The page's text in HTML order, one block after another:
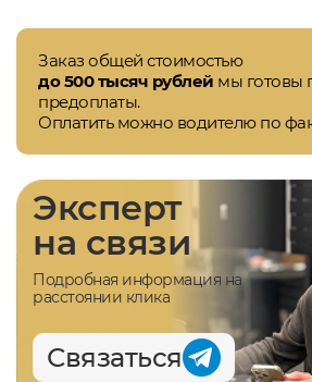
Заказ общей стоимостью
до 500 тысяч рублей мы готовы
предоплаты.
Оплатить можно водителю по
Эксперт
на связи
Подробная информация на
расстоянии клика
Связаться